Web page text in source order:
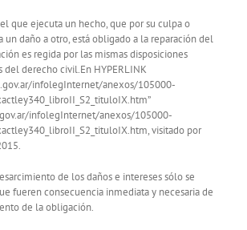
que ejecuta un hecho, que por su culpa o
un daño a otro, está obligado a la reparación del
es regida por las mismas disposiciones
del derecho civil.En HYPERLINK
infolegInternet/anexos/105000-
infolegInternet/anexos/105000-
visitado por
de los daños e intereses sólo se
fueren consecuencia inmediata y necesaria de
de la obligación.